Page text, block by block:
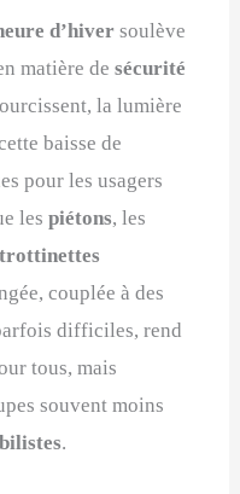
d’hiversoulève
matière desécurité
la lumière
baisse de
pour les usagers
lespiétons, les
trottinettes
couplée à des
difficiles, rend
tous, mais
souvent moins
.